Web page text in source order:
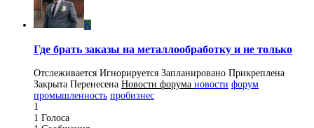
K
Где брать заказы на металлообработку и не только
Отслеживается Игнорируется Запланировано Прикреплена
Закрыта Перенесена Новости форума новости форум
промышленность пробизнес
1
1 Голоса